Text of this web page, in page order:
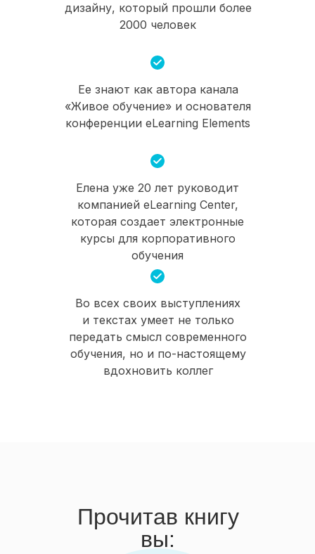
дизайну, который прошли более
2000 человек
Ее знают как автора канала
«Живое обучение» и основателя
конференции eLearning Elements
Елена уже 20 лет руководит
компанией eLearning Center,
которая создает электронные
курсы для корпоративного
обучения
Во всех своих выступлениях
и текстах умеет не только
передать смысл современного
обучения, но и по-настоящему
вдохновить коллег
Прочитав книгу
вы: